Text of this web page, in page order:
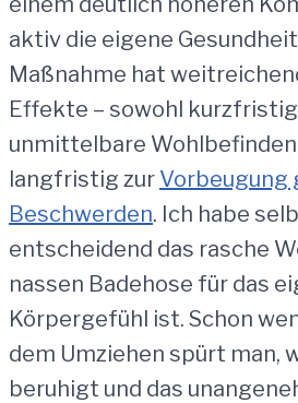
aktiv die eigene
Maßnahme hat
Effekte – sowohl
unmittelbare Wohlbefinden
langfristig zur Vorbeugung
Beschwerden. Ich habe
entscheidend das rasche
nassen Badehose für das
Körpergefühl ist. Schon
dem Umziehen spürt man,
beruhigt und das